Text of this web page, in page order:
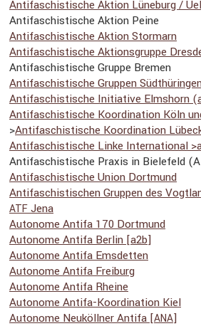
Antifa­schis­ti­sche Aktion Lüneburg /
Antifa­schis­ti­sche Aktion Peine
Antifa­schis­ti­sche Aktion Stormarn
Antifa­schis­ti­sche Aktions­gruppe
Antifa­schis­ti­sche Gruppe Bremen
Antifa­schis­ti­sche Gruppen
Antifa­schis­ti­sche Initia­tive Elmshorn
An­ti­fa­schis­ti­sche Ko­or­di­na­ti­on Köln
>Antifa­schis­ti­sche Koordi­na­tion
Antifa­schis­ti­sche Linke Inter­na­tional
Antifa­schis­ti­sche Praxis in Biele­feld
Antifa­schis­ti­sche Union Dortmund
An­ti­fa­schis­ti­schen Grup­pen des
ATF Jena
Autonome Antifa 170 Dortmund
Autonome Antifa Berlin [a2b]
Autonome Antifa Emsdetten
Autonome Antifa Freiburg
Autonome Antifa Rheine
Autonome Antifa-Koordi­na­tion Kiel
Autonome Neuköllner Antifa [ANA]